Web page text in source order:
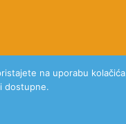
na uporabu
dostupne.